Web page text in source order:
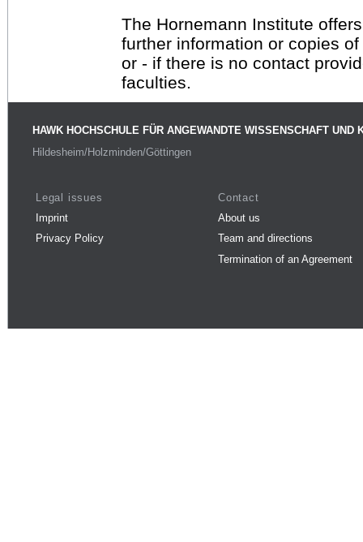
The Hornemann Institute
further information or copies
or - if there is no contact
faculties.
HAWK HOCHSCHULE FÜR ANGEWANDTE WISSENSCHAFT UND
Hildesheim/Holzminden/Göttingen
Legal issues
Imprint
Privacy Policy
Contact
About us
Team and directions
Termination of an Agreement